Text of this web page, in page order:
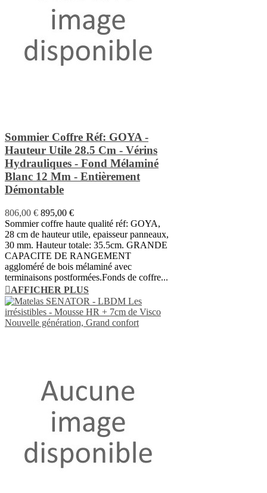
Sommier Coffre Réf: GOYA -
Hauteur Utile 28.5 Cm - Vérins
Hydrauliques - Fond Mélaminé
Blanc 12 Mm - Entièrement
Démontable
806,00 € 895,00 €
Sommier coffre haute qualité réf: GOYA,
28 cm de hauteur utile, epaisseur panneaux,
30 mm. Hauteur totale: 35.5cm. GRANDE
CAPACITE DE RANGEMENT
aggloméré de bois mélaminé avec
terminaisons postformées.Fonds de coffre...
AFFICHER PLUS